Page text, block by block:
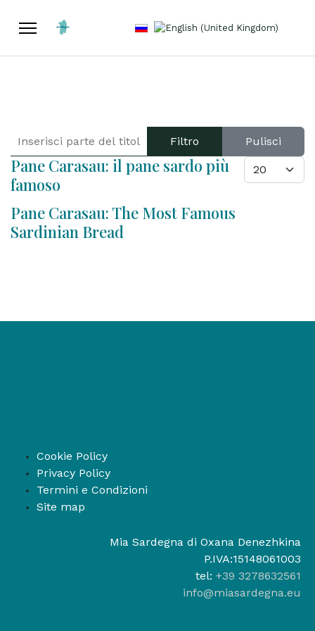
Seleziona la tua lingua
Filtro Pulisci
VISUALIZZA
Pane Carasau: il pane sardo più
famoso
Pane Carasau: The Most Famous
Sardinian Bread
Cookie Policy
Privacy Policy
Termini e Condizioni
Site map
Mia Sardegna di Oxana Denezhkina
P.IVA:15148061003
tel: +39 3278632561
info@miasardegna.eu